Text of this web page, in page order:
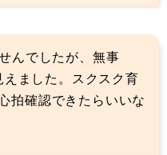
んでしたが、無事
ました。スクスク育
拍確認できたらいいな